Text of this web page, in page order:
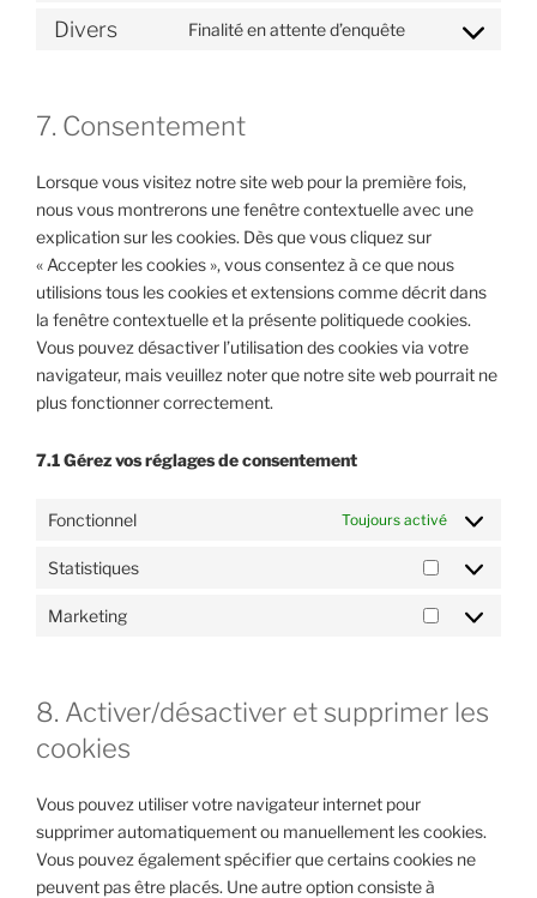
wordpress
service
Divers Finalité en attente d’enquête
Consent
7. Consentement
Lorsque vous visitez notre site web pour la première fois,
nous vous montrerons une fenêtre contextuelle avec une
explication sur les cookies. Dès que vous cliquez sur
« Accepter les cookies », vous consentez à ce que nous
utilisions tous les cookies et extensions comme décrit dans
la fenêtre contextuelle et la présente politiquede cookies.
Vous pouvez désactiver l’utilisation des cookies via votre
navigateur, mais veuillez noter que notre site web pourrait ne
plus fonctionner correctement.
7.1 Gérez vos réglages de consentement
Fonctionnel Toujours activé
Statistiques
Statistiques
Marketing
Marketing
8. Activer/désactiver et supprimer les
cookies
Vous pouvez utiliser votre navigateur internet pour
supprimer automatiquement ou manuellement les cookies.
Vous pouvez également spécifier que certains cookies ne
peuvent pas être placés. Une autre option consiste à